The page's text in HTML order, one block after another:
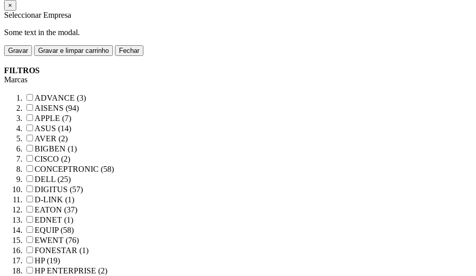
×
Seleccionar Empresa
Some text in the modal.
Gravar Gravar e limpar carrinho Fechar
FILTROS
Marcas
ADVANCE (3)
AISENS (94)
APPLE (7)
ASUS (14)
AVER (2)
BIGBEN (1)
CISCO (2)
CONCEPTRONIC (58)
DELL (25)
DIGITUS (57)
D-LINK (1)
EATON (37)
EDNET (1)
EQUIP (58)
EWENT (76)
FONESTAR (1)
HP (19)
HP ENTERPRISE (2)